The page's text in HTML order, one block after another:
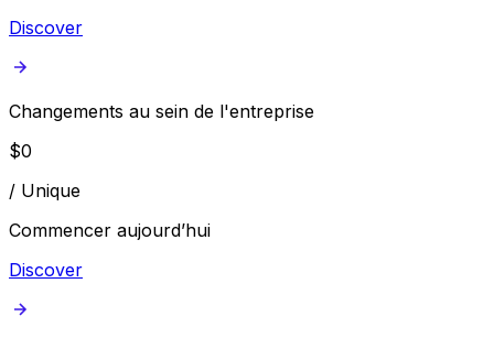
Discover
Changements au sein de l'entreprise
$0
/ Unique
Commencer aujourd’hui
Discover